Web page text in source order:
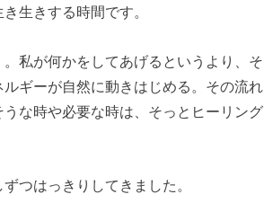
生きする時間です。
私が何かをしてあげるというより、そ
ギーが自然に動きはじめる。その流れ
な時や必要な時は、そっとヒーリング
つはっきりしてきました。